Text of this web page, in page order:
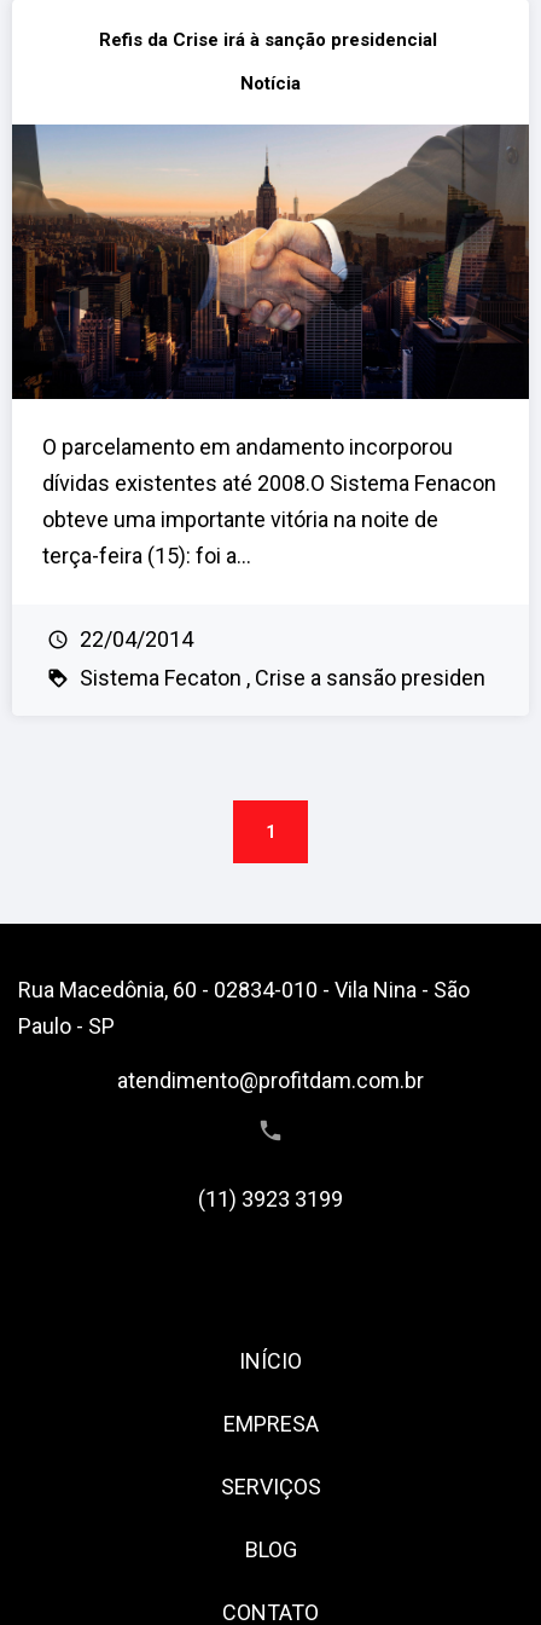
Refis da Crise irá à sanção presidencial
Notícia
O parcelamento em andamento incorporou
dívidas existentes até 2008.O Sistema Fenacon
obteve uma importante vitória na noite de
terça-feira (15): foi a...
22/04/2014
Sistema Fecaton
Crise a sansão presiden
1
Rua Macedônia, 60 - 02834-010 - Vila Nina - São
Paulo - SP
atendimento@profitdam.com.br
(11) 3923 3199
INÍCIO
EMPRESA
SERVIÇOS
BLOG
CONTATO